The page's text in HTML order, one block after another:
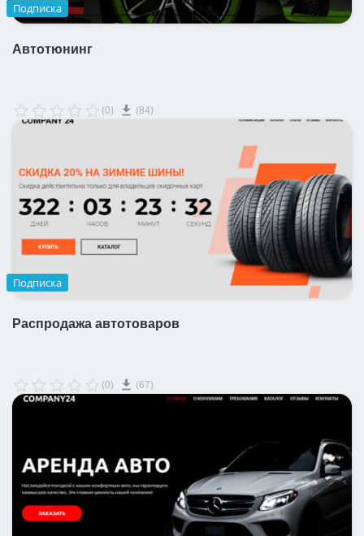
Подписка
Автотюнинг
(0) (84)
Подписка
Распродажа автотоваров
(0) (67)